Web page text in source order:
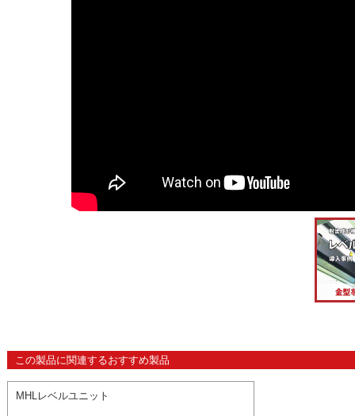
この製品に関連するおすすめ製品
MHLレベルユニット